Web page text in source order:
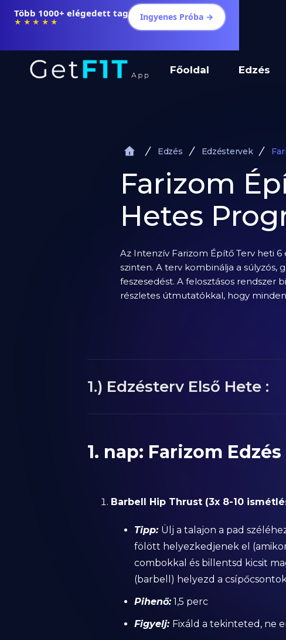
Több 1000+ elégedett tag
★★★★★ Ingyenes Próba →
Főoldal Edzés
Edzés Edzéstervek
Farizom
Hetes
Az Intenzív Farizom Építő Terv heti
szinten. A terv kombinálja a súlyzós,
feszesedést. A felosztásos rendszer
részletes útmutatókkal, hogy
1.) Edzésterv Első Hete :
1. nap: Farizom Edzés
Barbell Hip Thrust (3x 8-10
Tipp: Ülj a talajon a pad
fölött helyezkedjenek el
combokkal és billentsd kicsit
(barbell) helyezd a
Pihenő:1,5 perc
Figyelj: Fixáld a tekinteted, ne